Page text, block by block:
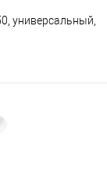
универсальный,